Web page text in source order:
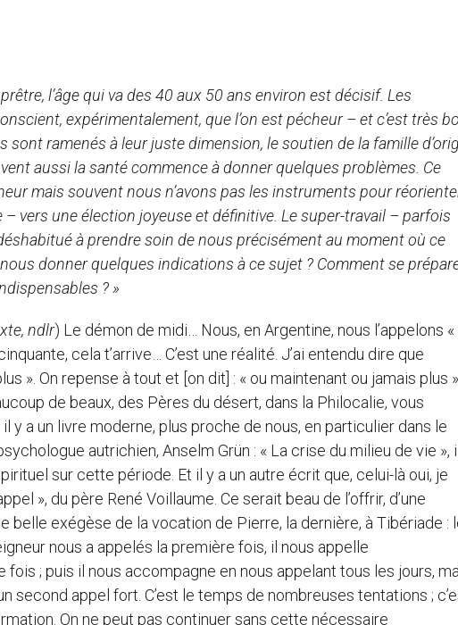
l’âge qui va des 40 aux 50 ans environ est décisif. Les
expérimentalement, que l’on est pécheur – et c’est très
sont ramenés à leur juste dimension, le soutien de la famille
aussi la santé commence à donner quelques problèmes. Ce
mais souvent nous n’avons pas les instruments pour
– vers une élection joyeuse et définitive. Le super-travail – parfois
à prendre soin de nous précisément au moment où ce
donner quelques indications à ce sujet ? Comment se
? »
ndlr) Le démon de midi… Nous, en Argentine, nous l’appelons «
cela t’arrive… C’est une réalité. J’ai entendu dire que
». On repense à tout et [on dit] : « ou maintenant ou jamais plus
de beaux, des Pères du désert, dans la Philocalie, vous
a un livre moderne, plus proche de nous, en particulier dans le
autrichien, Anselm Grün : « La crise du milieu de vie », il
sur cette période. Et il y a un autre écrit que, celui-là oui, je
», du père René Voillaume. Ce serait beau de l’offrir, d’une
belle exégèse de la vocation de Pierre, la dernière, à Tibériade :
nous a appelés la première fois, il nous appelle
; puis il nous accompagne en nous appelant tous les jours,
second appel fort. C’est le temps de nombreuses tentations ;
On ne peut pas continuer sans cette nécessaire